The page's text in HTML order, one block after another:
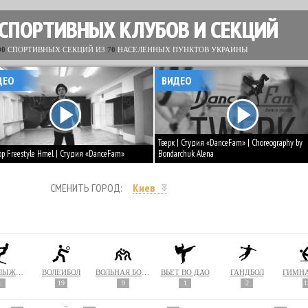
КЛУБОВ И СЕКЦИЙ
СПОРТИВНЫХ СЕКЦИЙ ИЗ 70 НАСЕЛЕННЫХ ПУНКТОВ УКРАИНЫ
Freestyle Hmel | Студия «DanceFam»
Тверк | Студия «DanceFam» | Choreography by
Bondarchuk Alena
ВИДЕО
СМЕНИТЬ ГОРОД: Киев
ВОЛЕЙБОЛ
19 9
ВЬЕТ ВО ДАО
1
ГАНДБОЛ
2